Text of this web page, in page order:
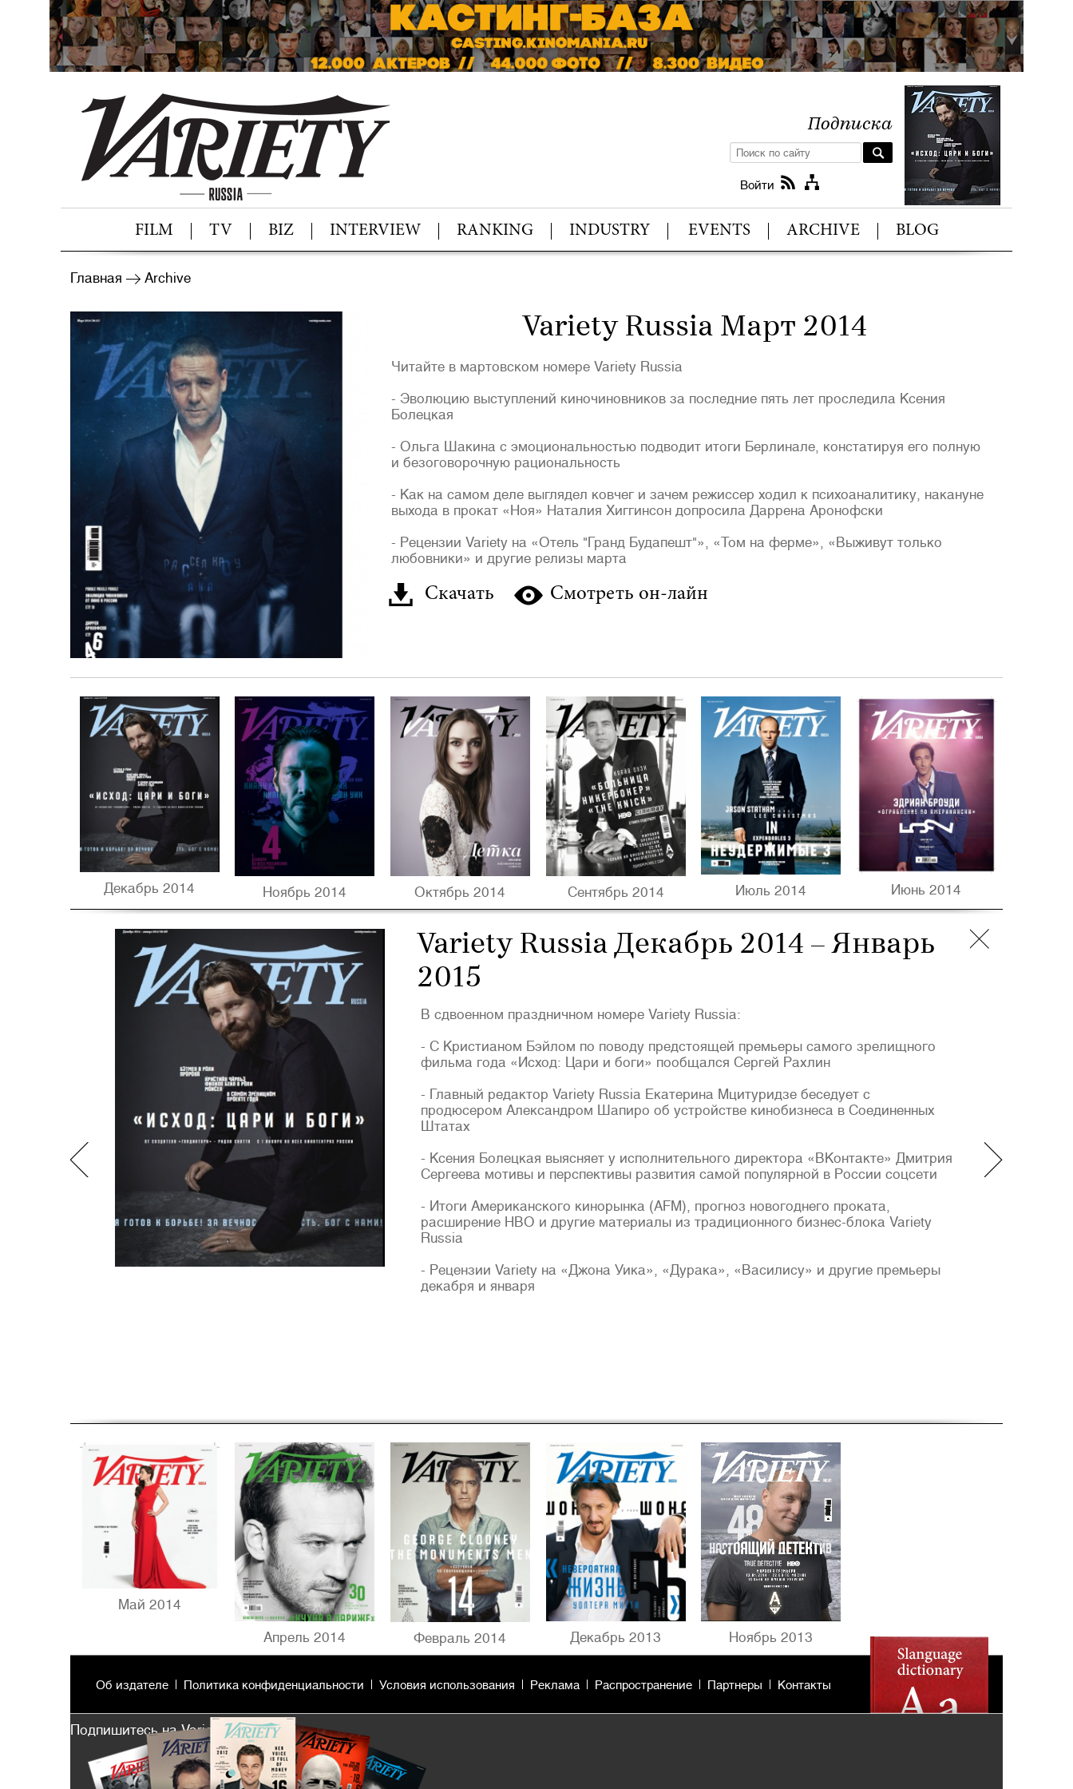
Подписка
Войти
FILM TV BIZ INTERVIEW RANKING INDUSTRY EVENTS ARCHIVE BLOG
Главная Archive
Variety Russia Март 2014
Читайте в мартовском номере Variety Russia
- Эволюцию выступлений киночиновников за последние пять лет проследила Ксения
Болецкая
- Ольга Шакина с эмоциональностью подводит итоги Берлинале, констатируя его полную
и безоговорочную рациональность
- Как на самом деле выглядел ковчег и зачем режиссер ходил к психоаналитику, накануне
выхода в прокат «Ноя» Наталия Хиггинсон допросила Даррена Аронофски
- Рецензии Variety на «Отель "Гранд Будапешт"», «Том на ферме», «Выживут только
любовники» и другие релизы марта
Скачать Смотреть он-лайн
Декабрь 2014 Ноябрь 2014 Октябрь 2014 Сентябрь 2014 Июль 2014 Июнь 2014
Variety Russia Декабрь 2014 – Январь
2015
В сдвоенном праздничном номере Variety Russia:
- С Кристианом Бэйлом по поводу предстоящей премьеры самого зрелищного
фильма года «Исход: Цари и боги» пообщался Сергей Рахлин
- Главный редактор Variety Russia Екатерина Мцитуридзе беседует с
продюсером Александром Шапиро об устройстве кинобизнеса в Соединенных
Штатах
- Ксения Болецкая выясняет у исполнительного директора «ВКонтакте» Дмитрия
Сергеева мотивы и перспективы развития самой популярной в России соцсети
- Итоги Американского кинорынка (AFM), прогноз новогоднего проката,
расширение HBO и другие материалы из традиционного бизнес-блока Variety
Russia
- Рецензии Variety на «Джона Уика», «Дурака», «Василису» и другие премьеры
декабря и января
Май 2014
Апрель 2014 Февраль 2014 Декабрь 2013 Ноябрь 2013
Об издателе Политика конфиденциальности Условия использования Реклама Распространение Партнеры Контакты
Подпишитесь на Variety